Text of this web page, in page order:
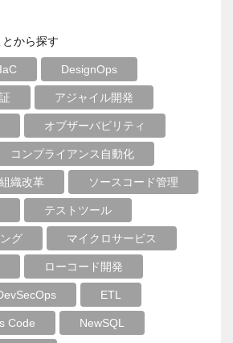
から探す
IaC DesignOps
アジャイル開発
オブザーバビリティ
コンプライアンス自動化
組織改革 ソースコード管理
テストツール
グ マイクロサービス
ローコード開発
ETL
Code NewSQL